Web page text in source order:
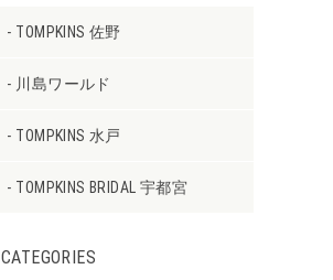
TOMPKINS 佐野
川島ワールド
TOMPKINS 水戸
TOMPKINS BRIDAL 宇都宮
CATEGORIES